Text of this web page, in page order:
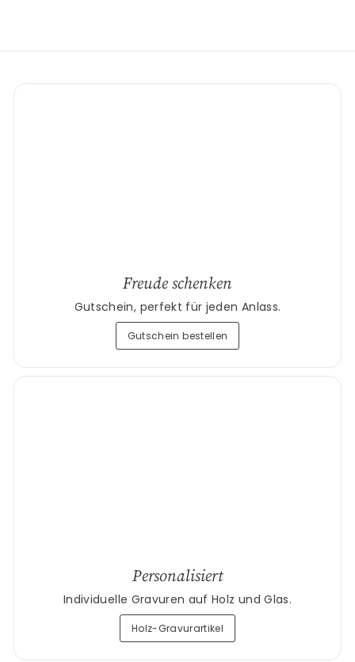
Freude schenken
Gutschein, perfekt für jeden Anlass.
Gutschein bestellen
Personalisiert
Individuelle Gravuren auf Holz und Glas.
Holz-Gravurartikel